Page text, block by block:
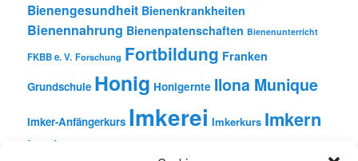
Bienengesundheit Bienenkrankheiten
Bienennahrung Bienenpatenschaften Bienenunterricht
FKBB e. V. Forschung Fortbildung Franken
Grundschule Honig Honigernte Ilona Munique
Imker-Anfängerkurs Imkerei Imkerkurs Imkern
Insekten